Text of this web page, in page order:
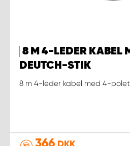
8 M 4-LEDER KABEL
DEUTCH-STIK
8 m 4-leder kabel med 4-
366